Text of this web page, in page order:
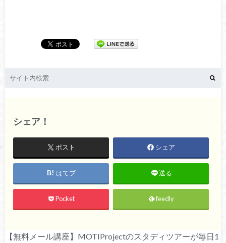
シェア！
ポスト シェア
はてブ 送る
Pocket feedly
【無料メール講座】MOTIProjectのスタディツアーが毎日1